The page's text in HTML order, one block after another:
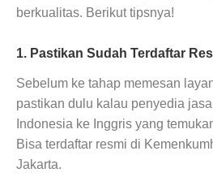
berkualitas. Berikut tipsnya!
1. Pastikan Sudah Terdaftar
Sebelum ke tahap memesan
pastikan dulu kalau penyedia
Indonesia ke Inggris yang
Bisa terdaftar resmi di
Jakarta.